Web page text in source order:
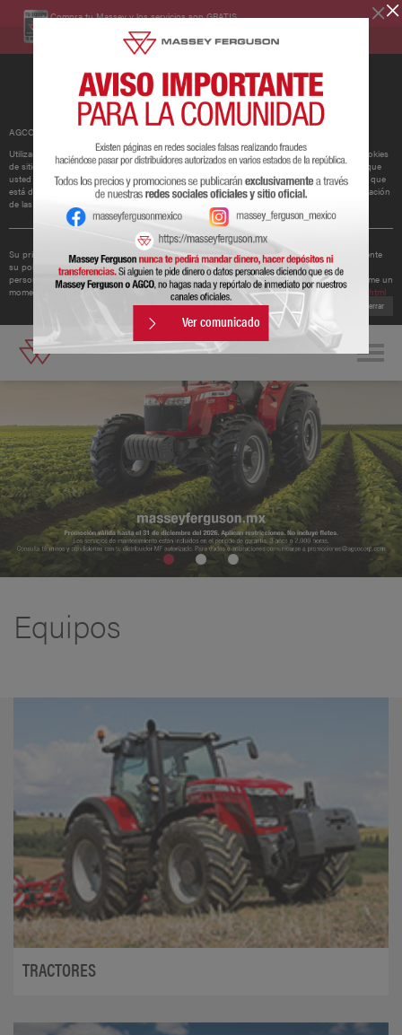
Compra tu Massey y los servicios son GRATIS.
AGCO ha actualizado su política de cookies.
Utilizamos cookies para mejorar y personalizar nuestros sitios y servicios. Esto incluye cookies
de sitios web de redes sociales de terceros, que pueden realizar un seguimiento del uso que
usted hace de nuestro sitio web. Si continúa sin cambiar su configuración, supondremos que
está dispuesto a recibir todas las cookies en nuestro sitio web. Puede cambiar la configuración
de las cookies en cualquier momento.
Obtener más información
Su privacidad es importante para nosotros. Por lo tanto, AGCO ha actualizado recientemente
su política de privacidad para ofrecerle una mejor comprensión de los tipos de datos
personales que recopilamos de usted y cómo los utilizamos. Le recomendamos que se tome un
momento para leer la política actualizada disponible enhttp://www.agcocorp.com/privacy.html
Cerrar
Ver comunicado
Equipos
TRACTORES